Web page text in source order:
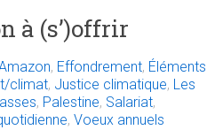
à (s’)offrir
, Effondrement, Éléments
climat, Justice climatique, Les
, Palestine, Salariat,
,Voeux annuels